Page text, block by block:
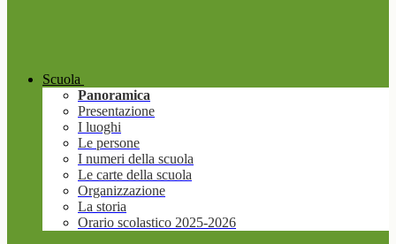
Scuola
Panoramica
Presentazione
I luoghi
Le persone
I numeri della scuola
Le carte della scuola
Organizzazione
La storia
Orario scolastico 2025-2026